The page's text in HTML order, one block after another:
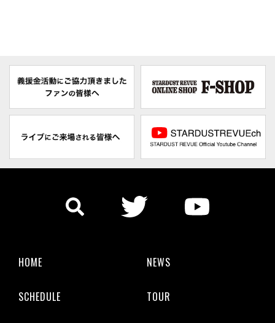
HOME NEWS
SCHEDULE TOUR